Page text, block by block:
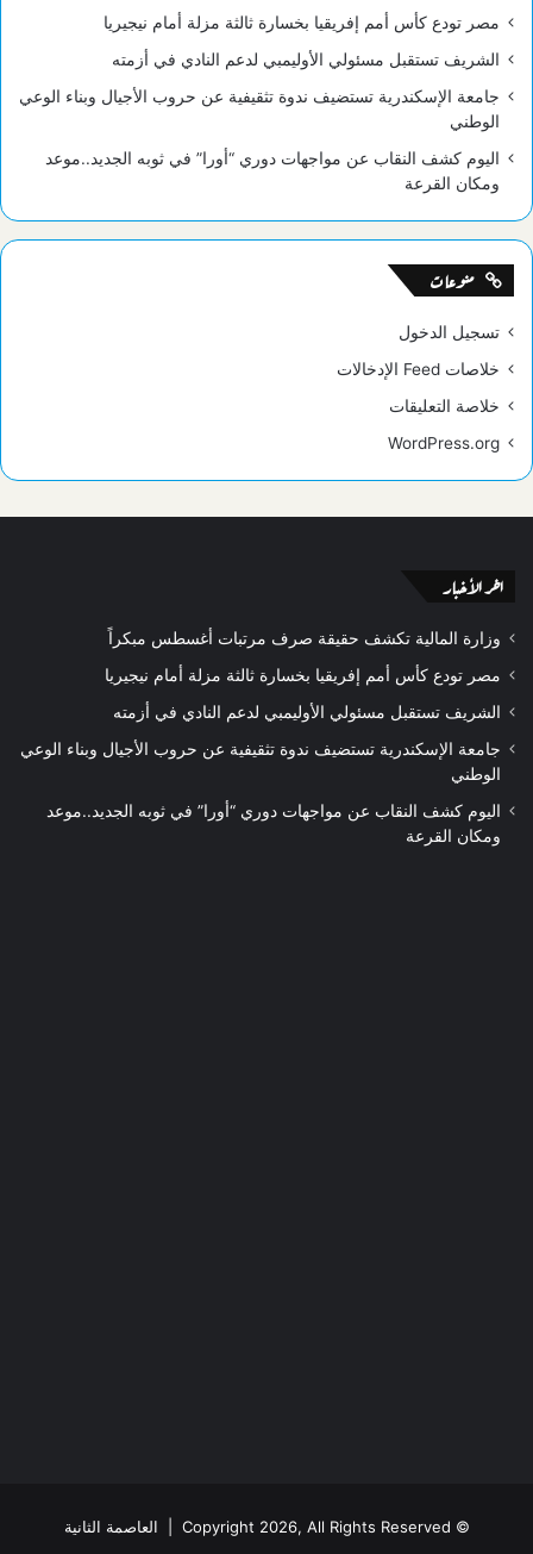
مصر تودع كأس أمم إفريقيا بخسارة ثالثة مزلة أمام نيجيريا
الشريف تستقبل مسئولي الأوليمبي لدعم النادي في أزمته
جامعة الإسكندرية تستضيف ندوة تثقيفية عن حروب الأجيال وبناء الوعي
الوطني
اليوم كشف النقاب عن مواجهات دوري “أورا” في ثوبه الجديد..موعد
ومكان القرعة
منوعات
تسجيل الدخول
خلاصات Feed الإدخالات
خلاصة التعليقات
WordPress.org
اخر الأخبار
وزارة المالية تكشف حقيقة صرف مرتبات أغسطس مبكراً
مصر تودع كأس أمم إفريقيا بخسارة ثالثة مزلة أمام نيجيريا
الشريف تستقبل مسئولي الأوليمبي لدعم النادي في أزمته
جامعة الإسكندرية تستضيف ندوة تثقيفية عن حروب الأجيال وبناء الوعي
الوطني
اليوم كشف النقاب عن مواجهات دوري “أورا” في ثوبه الجديد..موعد
ومكان القرعة
© Copyright 2026, All Rights Reserved | العاصمة الثانية